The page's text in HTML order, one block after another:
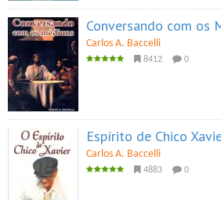
Conversando com os
Carlos A. Baccelli
8412 0
Espírito de Chico
Carlos A. Baccelli
4883 0